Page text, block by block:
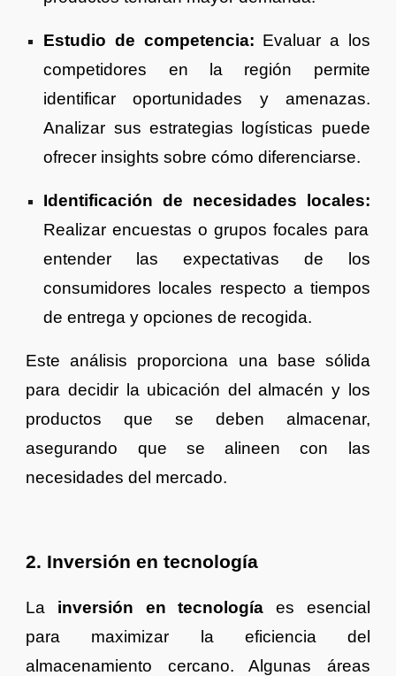
Estudio de competencia: Evaluar a los
competidores en la región permite
identificar oportunidades y amenazas.
Analizar sus estrategias logísticas puede
ofrecer insights sobre cómo diferenciarse.
Identificación de necesidades locales:
Realizar encuestas o grupos focales para
entender las expectativas de los
consumidores locales respecto a tiempos
de entrega y opciones de recogida.
Este análisis proporciona una base sólida
para decidir la ubicación del almacén y los
productos que se deben almacenar,
asegurando que se alineen con las
necesidades del mercado.
2. Inversión en tecnología
La inversión en tecnología es esencial
para maximizar la eficiencia del
almacenamiento cercano. Algunas áreas